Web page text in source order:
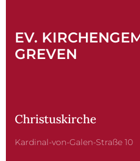
EV.
GREVEN
Christuskirche
Kardinal-von-Galen-Straße 10